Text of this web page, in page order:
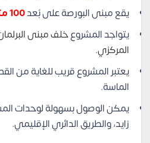
يقع مبنى البورصة على بُعد100 متر
يتواجد المشروعخلف مبنى
المركزي.
يعتبر المشروع قريب للغاية من
الماسة.
يمكن الوصول بسهولة لوحدات
زايد، والطريق الدائري الإقليمي.